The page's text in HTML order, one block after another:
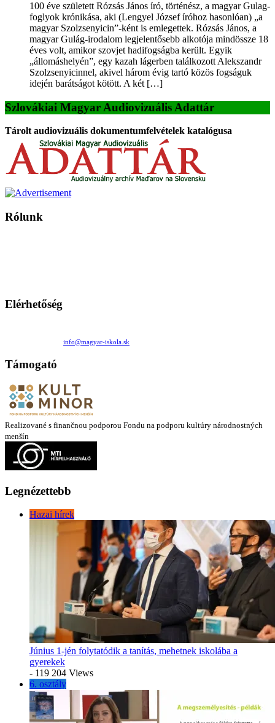
100 éve született Rózsás János író, történész, a magyar Gulag-
foglyok krónikása, aki (Lengyel József íróhoz hasonlóan) „a
magyar Szolzsenyicin”-ként is emlegettek. Rózsás János, a
magyar Gulág-irodalom legjelentősebb alkotója mindössze 18
éves volt, amikor szovjet hadifogságba került. Egyik
„állomáshelyén”, egy kazah lágerben találkozott Alekszandr
Szolzsenyicinnel, akivel három évig tartó közös fogságuk
idején barátságot kötött. A két […]
Szlovákiai Magyar Audiovizuális Adattár
Tárolt audiovizuális dokumentumfelvételek katalógusa
Rólunk
Elérhetőség
info@magyar-iskola.sk
Támogató
Realizované s finančnou podporou Fondu na podporu kultúry národnostných
menšín
Legnézettebb
Hazai hírek
Június 1-jén folytatódik a tanítás, mehetnek iskolába a
gyerekek
- 119 204 Views
6. osztály